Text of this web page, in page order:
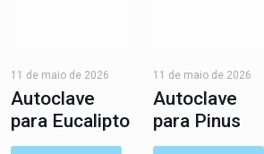
11 de maio de 2026
Autoclave
para Eucalipto
11 de maio de 2026
Autoclave
para Pinus